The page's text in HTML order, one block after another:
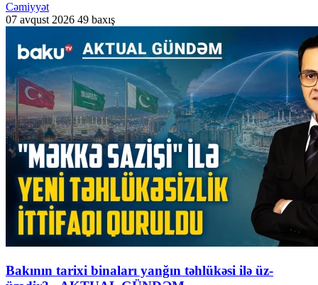
Cəmiyyət
07 avqust 2026 49 baxış
Bakının tarixi binaları yanğın təhlükəsi ilə üz-